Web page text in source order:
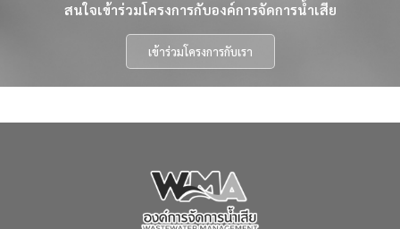
สนใจเข้าร่วมโครงการกับองค์การจัดการน้ำเสีย
เข้าร่วมโครงการกับเรา